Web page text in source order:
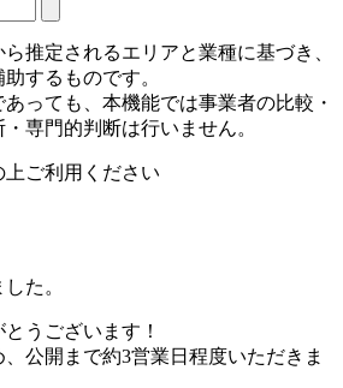
推定されるエリアと業種に基づき、
するものです。
っても、本機能では事業者の比較・
専門的判断は行いません。
上ご利用ください
た。
うございます！
公開まで約3営業日程度いただきま